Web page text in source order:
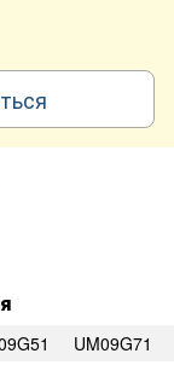
UM09G71